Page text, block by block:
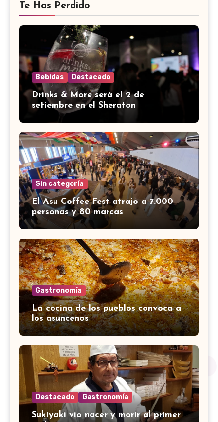
Te Has Perdido
Bebidas Destacado
Drinks & More será el 2 de
setiembre en el Sheraton
Sin categoría
El Asu Coffee Fest atrajo a 7.000
personas y 80 marcas
Gastronomía
La cocina de los pueblos convoca a
los asuncenos
Destacado Gastronomía
Sukiyaki vio nacer y morir al primer